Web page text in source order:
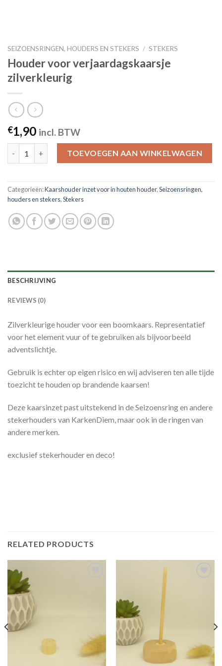
SEIZOENSRINGEN, HOUDERS EN STEKERS / STEKERS
Houder voor verjaardagskaarsje
zilverkleurig
€1,90 incl. BTW
Houder voor verjaardagskaarsje zilverkleurig quantity
TOEVOEGEN AAN WINKELWAGEN
Categorieën:Kaarshouder inzet voor in houten houder,Seizoensringen,
houders en stekers,Stekers
BESCHRIJVING
REVIEWS (0)
Zilverkleurige houder voor een boomkaars. Representatief
voor het element vuur of te gebruiken als bijvoorbeeld
adventslichtje.
Gebruik is echter op eigen risico en wij adviseren ten alle tijde
toezicht te houden op brandende kaarsen!
Deze kaarsinzet past uitstekend in de Seizoensring en andere
stekerhouders van KarkenDiem, maar ook in de ringen van
andere merken.
exclusief stekerhouder en deco!
RELATED PRODUCTS